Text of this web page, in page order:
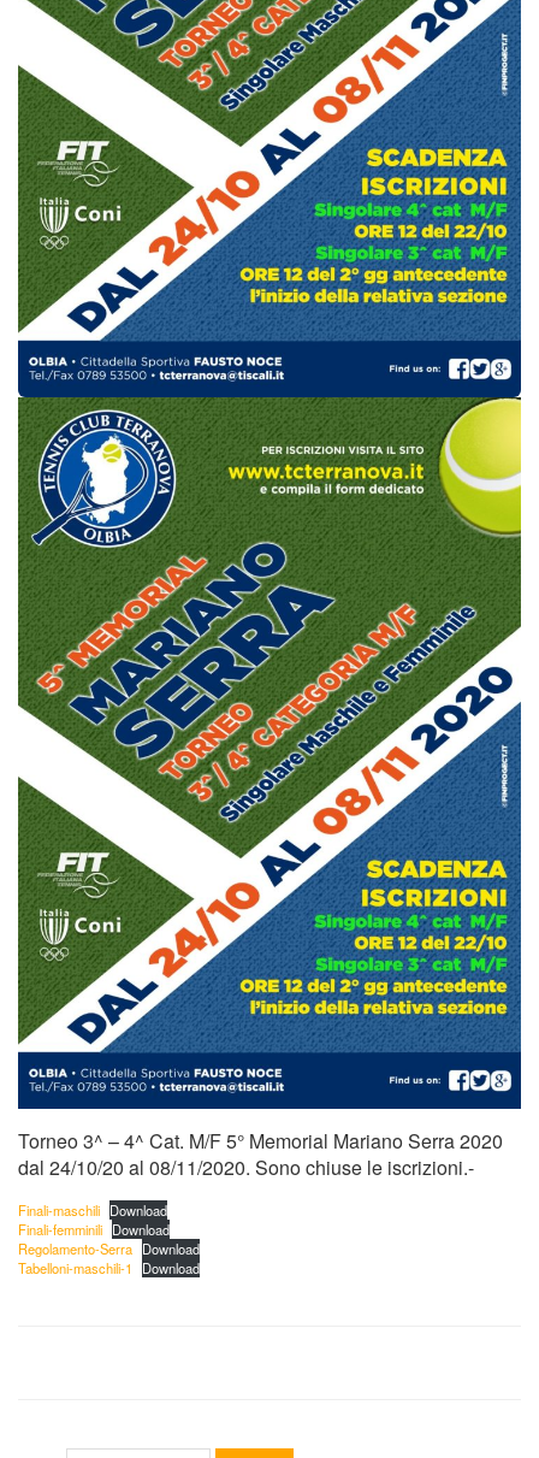
Rassegna Stampa
Contatti
Torneo 3^ – 4^ Cat. M/F 5° Memorial Mariano Serra 2020
dal 24/10/20 al 08/11/2020. Sono chiuse le iscrizioni.-
Finali-maschili Download
Finali-femminili Download
Regolamento-Serra Download
Tabelloni-maschili-1
Download